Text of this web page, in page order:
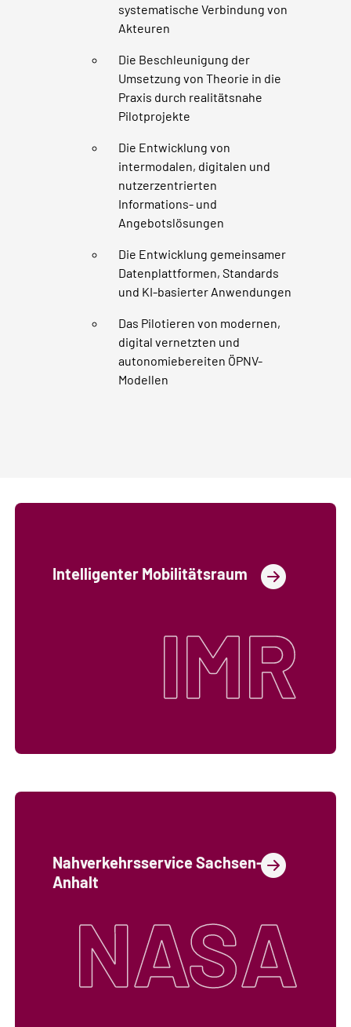
systematische Verbindung von
Akteuren
Die Beschleunigung der
Umsetzung von Theorie in die
Praxis durch realitätsnahe
Pilotprojekte
Die Entwicklung von
intermodalen, digitalen und
nutzerzentrierten
Informations- und
Angebotslösungen
Die Entwicklung gemeinsamer
Datenplattformen, Standards
und KI-basierter Anwendungen
Das Pilotieren von modernen,
digital vernetzten und
autonomiebereiten ÖPNV-
Modellen
Intelligenter Mobilitätsraum
Nahverkehrsservice Sachsen-
Anhalt